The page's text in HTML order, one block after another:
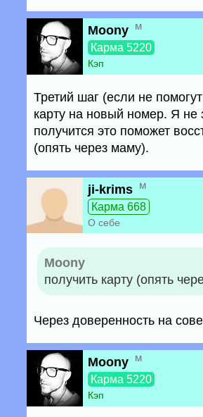
Moony м
Карма 5220
Кэп
Третий шаг (если не
карту на новый номер. Я
получится это поможет
(опять через маму).
ji-krims м
Карма 668
О себе
Moony
получить карту (опять
Через доверенность на
Moony м
Карма 5220
Кэп